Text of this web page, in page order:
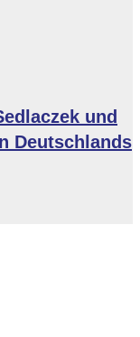
und
Deutschlands